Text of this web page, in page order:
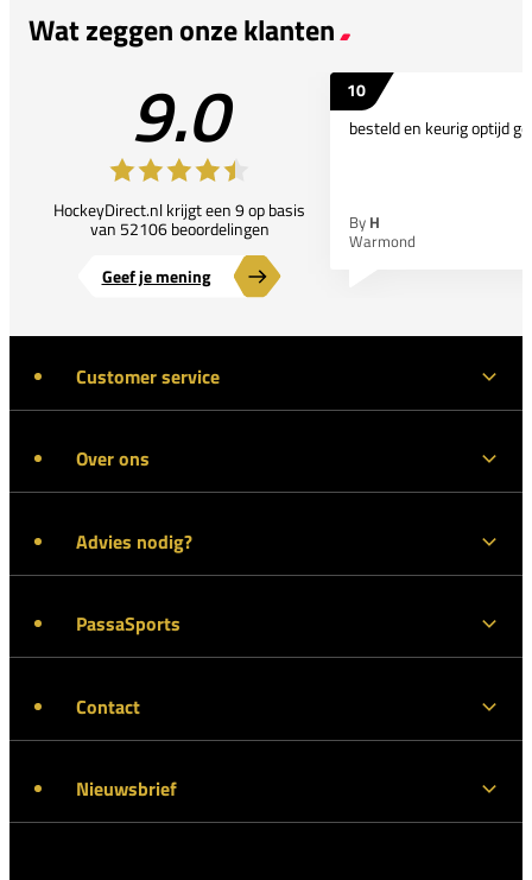
Wat zeggen onze klanten
9.0
HockeyDirect.nl krijgt een 9 op basis
van 52106 beoordelingen
Geef je mening
10
besteld en keurig optijd
By H
Warmond
Customer service
Over ons
Advies nodig?
PassaSports
Contact
Nieuwsbrief